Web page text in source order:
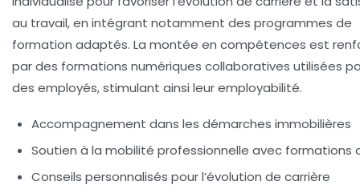
au travail, en intégrant notamment des programmes de
formation adaptés. La montée en compétences est
par des formations numériques collaboratives utilisées
des employés, stimulant ainsi leur employabilité.
Accompagnement dans les démarches immobilières
Soutien à la mobilité professionnelle avec formations
Conseils personnalisés pour l’évolution de carrière